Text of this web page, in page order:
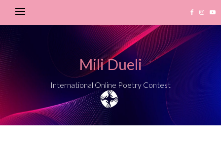
Mili Dueli
International Online Poetry Contest